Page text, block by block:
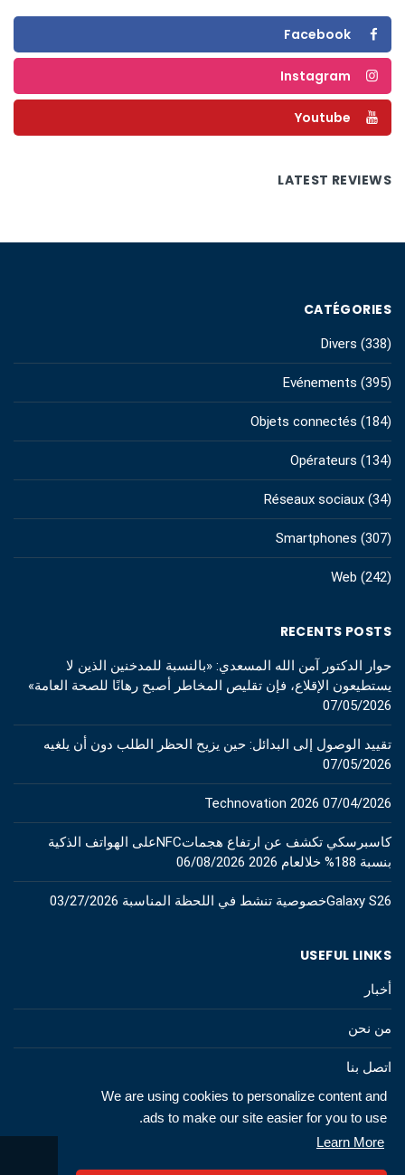
We are using cookies to personalize content and
ads to make our site easier for you to use.
Learn More
Facebook
Instagram
Youtube
LATEST REVIEWS
CATÉGORIES
Divers (338)
Evénements (395)
Objets connectés (184)
Opérateurs (134)
Réseaux sociaux (34)
Smartphones (307)
Web (242)
RECENTS POSTS
حوار الدكتور آمن الله المسعدي: «بالنسبة للمدخنين الذين لا
يستطيعون الإقلاع، فإن تقليص المخاطر أصبح رهانًا للصحة العامة»
07/05/2026
تقييد الوصول إلى البدائل: حين يزيح الحظر الطلب دون أن يلغيه
07/05/2026
Technovation 2026 07/04/2026
كاسبرسكي تكشف عن ارتفاع هجماتNFCعلى الهواتف الذكية
بنسبة 188% خلالعام 2026
06/08/2026
Galaxy S26خصوصية تنشط في اللحظة المناسبة 03/27/2026
USEFUL LINKS
أخبار
من نحن
اتصل بنا